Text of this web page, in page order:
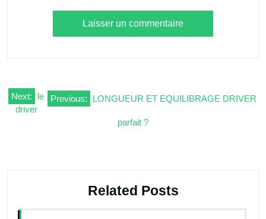
Navigation
de
Previous: LONGUEUR ET EQUILIBRAGE DRIVER
Next:
le
driver
parfait ?
Related Posts